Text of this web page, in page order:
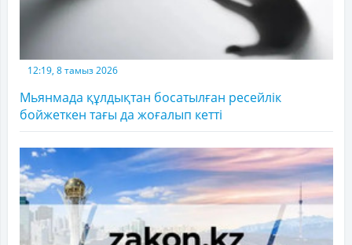
12:19, 8 тамыз 2026
Мьянмада құлдықтан босатылған ресейлік
бойжеткен тағы да жоғалып кетті